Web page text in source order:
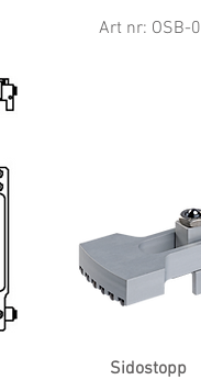
Art nr: OSB-
Sidostopp